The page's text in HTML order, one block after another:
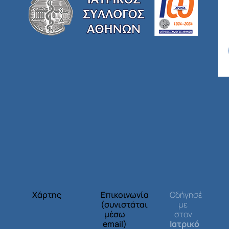
Χάρτης
Επικοινωνία
(συνιστάται
μέσω
email)
Οδήγησέ
με
στον
Ιατρικό